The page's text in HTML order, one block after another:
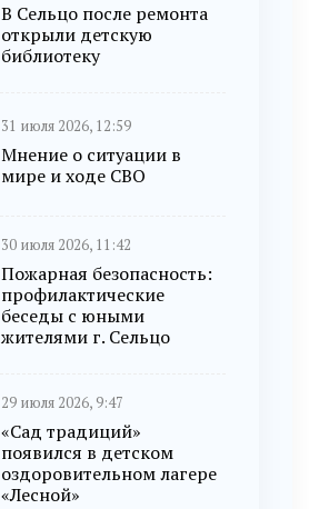
В Сельцо после ремонта
открыли детскую
библиотеку
31 июля 2026, 12:59
Мнение о ситуации в
мире и ходе СВО
30 июля 2026, 11:42
Пожарная безопасность:
профилактические
беседы с юными
жителями г. Сельцо
29 июля 2026, 9:47
«Сад традиций»
появился в детском
оздоровительном лагере
«Лесной»